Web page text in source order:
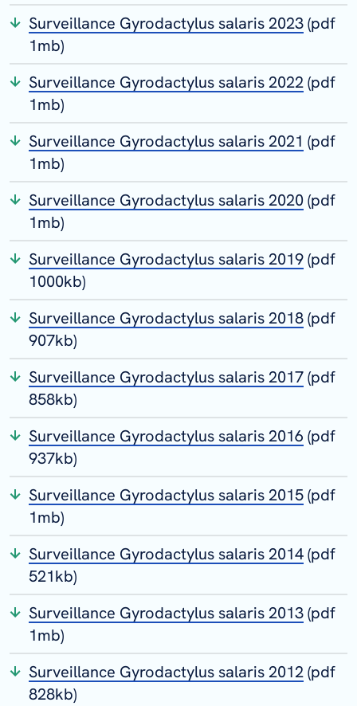
Surveillance Gyrodactylus salaris 2023(pdf
1mb)
Surveillance Gyrodactylus salaris 2022(pdf
1mb)
Surveillance Gyrodactylus salaris 2021 (pdf
1mb)
Surveillance Gyrodactylus salaris 2020(pdf
1mb)
Surveillance Gyrodactylus salaris 2019(pdf
1000kb)
Surveillance Gyrodactylus salaris 2018(pdf
907kb)
Surveillance Gyrodactylus salaris 2017(pdf
858kb)
Surveillance Gyrodactylus salaris 2016 (pdf
937kb)
Surveillance Gyrodactylus salaris 2015(pdf
1mb)
Surveillance Gyrodactylus salaris 2014(pdf
521kb)
Surveillance Gyrodactylus salaris 2013(pdf
1mb)
Surveillance Gyrodactylus salaris 2012(pdf
828kb)